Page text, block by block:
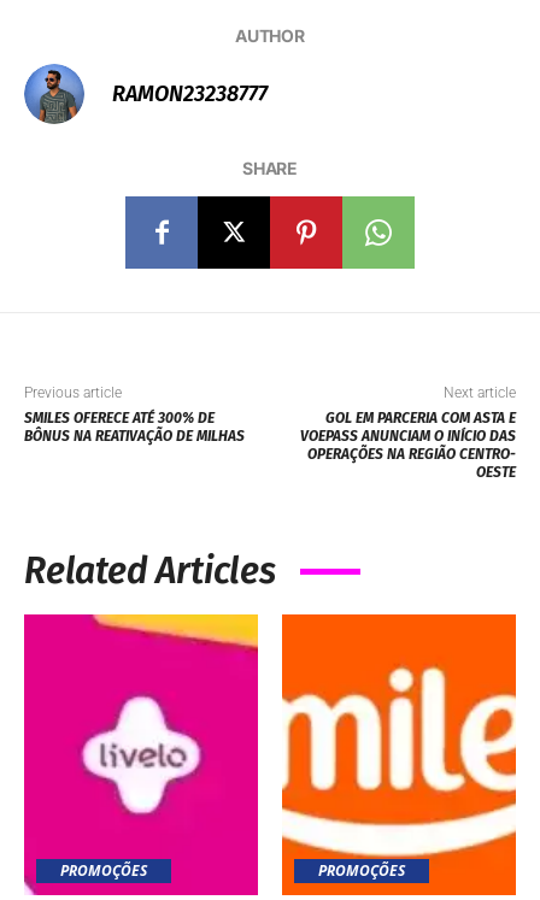
AUTHOR
RAMON23238777
SHARE
Previous article
SMILES OFERECE ATÉ 300% DE
BÔNUS NA REATIVAÇÃO DE MILHAS
Next article
GOL EM PARCERIA COM ASTA E
VOEPASS ANUNCIAM O INÍCIO DAS
OPERAÇÕES NA REGIÃO CENTRO-
OESTE
Related Articles
PROMOÇÕES PROMOÇÕES